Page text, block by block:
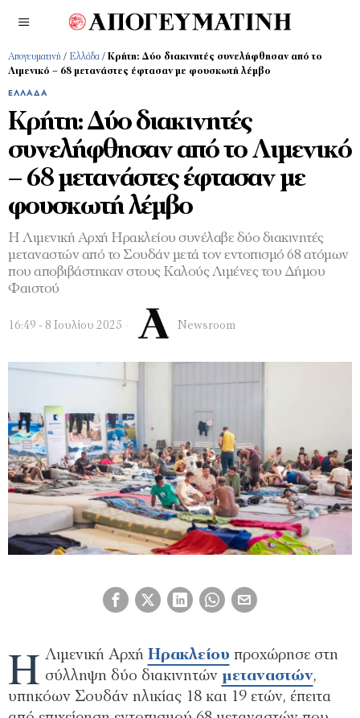
Απογευματινή / Ελλάδα / Κρήτη: Δύο διακινητές συνελήφθησαν από το
Λιμενικό – 68 μετανάστες έφτασαν με φουσκωτή λέμβο
ΕΛΛΆΔΑ
Κρήτη: Δύο διακινητές
συνελήφθησαν από το Λιμενικό
– 68 μετανάστες έφτασαν με
φουσκωτή λέμβο
Η Λιμενική Αρχή Ηρακλείου συνέλαβε δύο διακινητές
μεταναστών από το Σουδάν μετά τον εντοπισμό 68 ατόμων
που αποβιβάστηκαν στους Καλούς Λιμένες του Δήμου
Φαιστού
16:49 - 8 Ιουλίου 2025 Newsroom
Η Λιμενική Αρχή Ηρακλείου προχώρησε στη
σύλληψη δύο διακινητών μεταναστών,
υπηκόων Σουδάν ηλικίας 18 και 19 ετών, έπειτα